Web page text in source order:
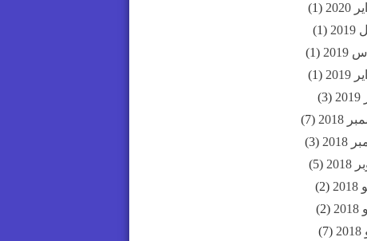
2020
(1)
(1)
(1)
2019
(1)
(3)
2018
(7)
2018
(3)
2018
(5)
(2)
(2)
(7)